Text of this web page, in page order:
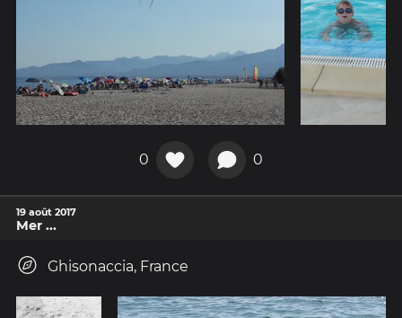
0 0
19 août 2017
Mer ...
Ghisonaccia, France